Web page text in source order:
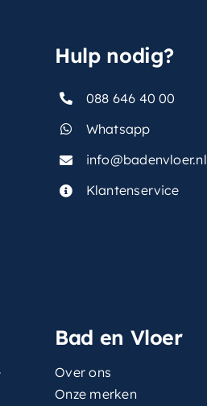
Hulp nodig?
088 646 40 00
Whatsapp
info@badenvloer.nl
Klantenservice
Bad en Vloer
Over ons
Onze merken